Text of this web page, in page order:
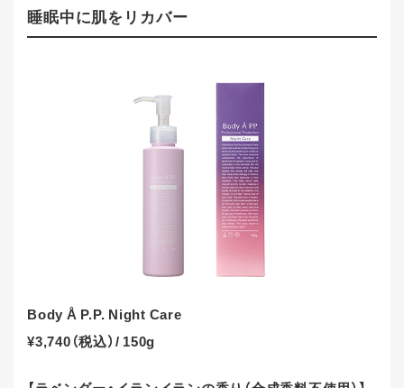
睡眠中に肌をリカバー
Body Å P.P. Night Care
¥3,740（税込）/ 150g